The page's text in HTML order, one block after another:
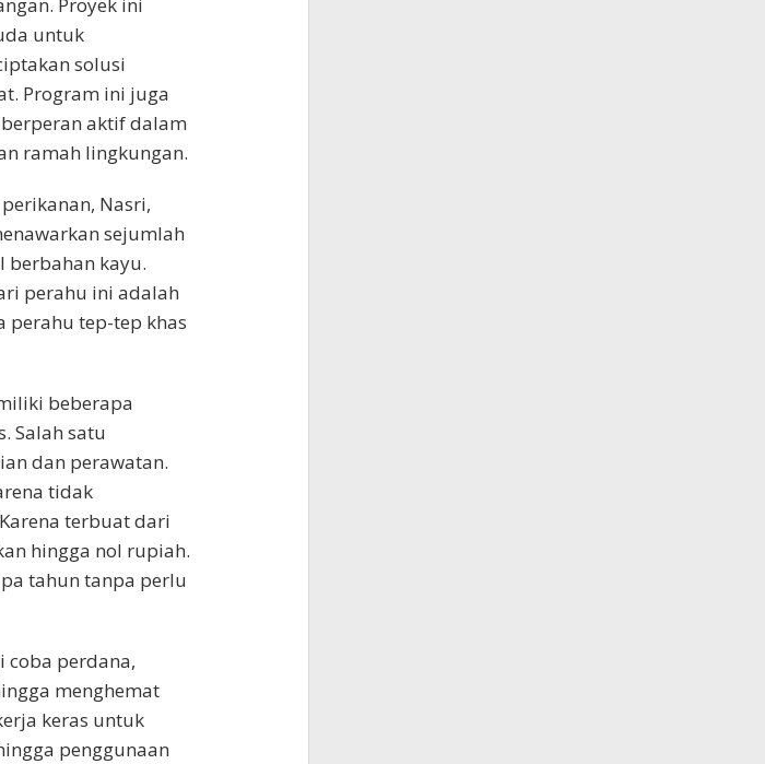
untuk
solusi
Program ini juga
aktif dalam
ramah lingkungan.
Nasri,
sejumlah
berbahan kayu.
perahu ini adalah
perahu tep-tep khas
beberapa
Salah satu
dan perawatan.
tidak
terbuat dari
hingga nol rupiah.
tahun tanpa perlu
coba perdana,
menghemat
keras untuk
penggunaan